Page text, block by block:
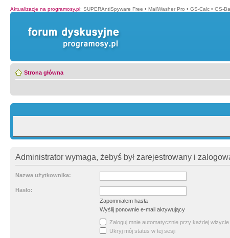
Aktualizacje na programosy.pl: SUPERAntiSpyware Free • MailWasher Pro • GS-Calc • GS-
Strona główna
Administrator wymaga, żebyś był zarejestrowany i
Nazwa użytkownika:
Hasło:
Zapomniałem hasła
Wyślij ponownie e-mail aktywujący
Zaloguj mnie automatycznie przy każdej wizycie
Ukryj mój status w tej sesji